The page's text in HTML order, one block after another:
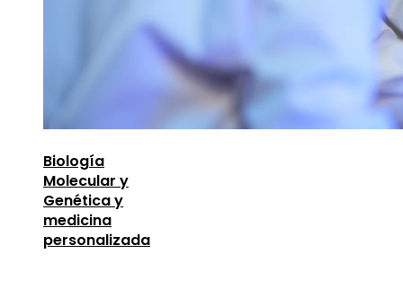
Biología
Molecular y
Genética y
medicina
personalizada